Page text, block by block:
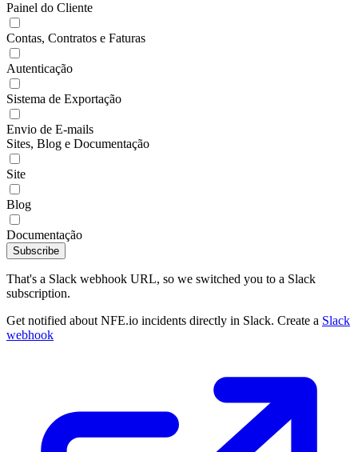
Painel do Cliente
Contas, Contratos e Faturas
Autenticação
Sistema de Exportação
Envio de E-mails
Sites, Blog e Documentação
Site
Blog
Documentação
Subscribe
That's a Slack webhook URL, so we switched you to a Slack
subscription.
Get notified about NFE.io incidents directly in Slack. Create a Slack
webhook